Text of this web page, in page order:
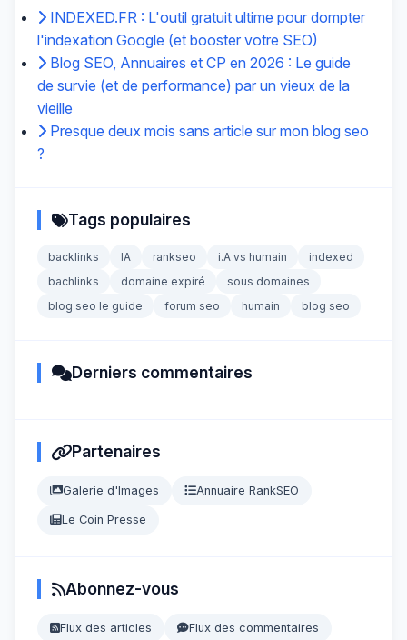
INDEXED.FR : L'outil gratuit ultime pour dompter
l'indexation Google (et booster votre SEO)
Blog SEO, Annuaires et CP en 2026 : Le guide
de survie (et de performance) par un vieux de la
vieille
Presque deux mois sans article sur mon blog seo
?
Tags populaires
backlinks IA rankseo i.A vs humain
indexed
bachlinks
domaine expiré
sous domaines
blog seo le guide
forum seo humain blog seo
Derniers commentaires
Partenaires
Galerie d'Images Annuaire RankSEO
Le Coin Presse
Abonnez-vous
Flux des articles Flux des commentaires